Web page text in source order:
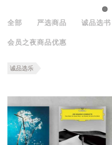
全部 严选商品 诚品选书
会员之夜商品优惠
诚品选乐